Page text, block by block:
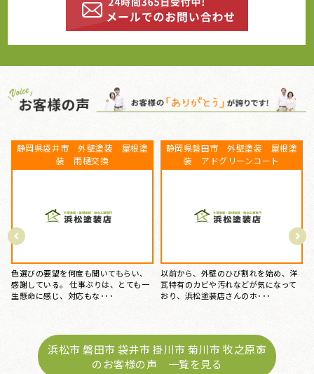
静岡県磐田市 外壁塗装、屋根塗
装 プレミアムシリコン
この度は丁寧な施工、親切な対応、誠
にありがとうございました。 築25年、
ずっと気になっていた･･･
ベランダFRP防水工事、屋根カバー
工事、外壁塗装、庇補修工事 静
岡県盤田市 K様
15年前にマイホームを購入してから、
特にお手入れはしておらず、ある時庇
浜松市 磐田市 袋井市 掛川市 菊川市 牧之原市
のお客様の声 一覧を見る